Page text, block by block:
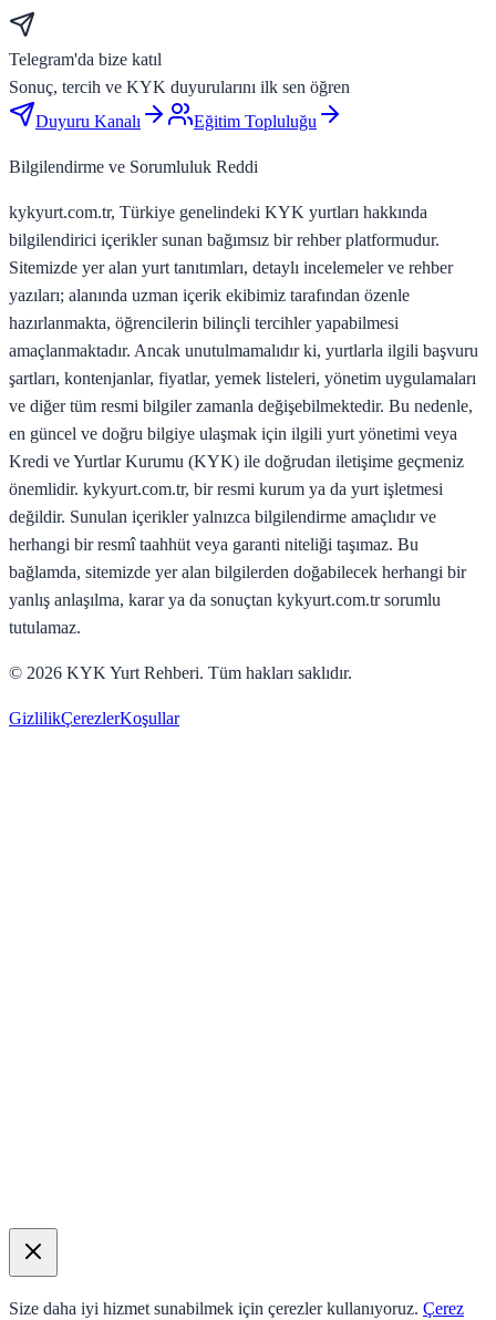
Telegram'da bize katıl
Sonuç, tercih ve KYK duyurularını ilk sen öğren
Duyuru Kanalı
Eğitim Topluluğu
Bilgilendirme ve Sorumluluk Reddi
kykyurt.com.tr, Türkiye genelindeki KYK yurtları hakkında
bilgilendirici içerikler sunan bağımsız bir rehber platformudur.
Sitemizde yer alan yurt tanıtımları, detaylı incelemeler ve rehber
yazıları; alanında uzman içerik ekibimiz tarafından özenle
hazırlanmakta, öğrencilerin bilinçli tercihler yapabilmesi
amaçlanmaktadır. Ancak unutulmamalıdır ki, yurtlarla ilgili başvuru
şartları, kontenjanlar, fiyatlar, yemek listeleri, yönetim uygulamaları
ve diğer tüm resmi bilgiler zamanla değişebilmektedir. Bu nedenle,
en güncel ve doğru bilgiye ulaşmak için ilgili yurt yönetimi veya
Kredi ve Yurtlar Kurumu (KYK) ile doğrudan iletişime geçmeniz
önemlidir. kykyurt.com.tr, bir resmi kurum ya da yurt işletmesi
değildir. Sunulan içerikler yalnızca bilgilendirme amaçlıdır ve
herhangi bir resmî taahhüt veya garanti niteliği taşımaz. Bu
bağlamda, sitemizde yer alan bilgilerden doğabilecek herhangi bir
yanlış anlaşılma, karar ya da sonuçtan kykyurt.com.tr sorumlu
tutulamaz.
© 2026 KYK Yurt Rehberi. Tüm hakları saklıdır.
GizlilikÇerezlerKoşullar
Size daha iyi hizmet sunabilmek için çerezler kullanıyoruz. Çerez